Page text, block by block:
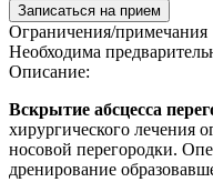
Записаться на прием
Ограничения/примечания
Необходима
Описание:
Вскрытие абсцесса
хирургического лечения
носовой перегородки.
дренирование